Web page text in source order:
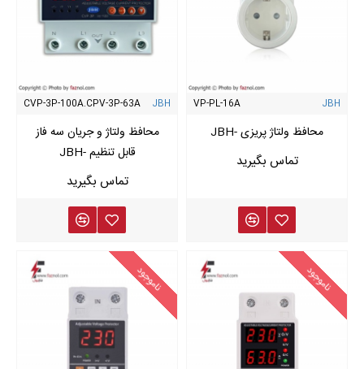
JBH
VP-PL-16A
محافظ ولتاژ پریزی -JBH
JBH
CVP-3P-100A.CPV-3P-63A
محافظ ولتاژ و جریان سه فاز
قابل تنظیم -JBH
ناموجود ناموجود